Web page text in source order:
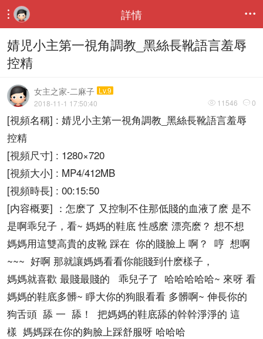
 詳情 
婧児小主第一視角調教_黑絲長靴語言羞辱
控精
女主之家-二麻子 Lv.9
 11546  0
2018-11-1 17:50:40
[視頻名稱] : 婧児小主第一視角調教_黑絲長靴語言羞辱
控精
[視頻尺寸] : 1280×720
[視頻大小] : MP4/412MB
[視頻時長] : 00:15:50
[内容概要] ：怎麽了 又控制不住那低賤的血液了麽 是不
是啊乖兒子，看~ 媽媽的鞋底 性感麽 漂亮麽？ 想不想
媽媽用這雙高貴的皮靴 踩在 你的賤臉上 啊？ 哼 想啊
~~~ 好啊 那就讓媽媽看看你能賤到什麽樣子，
媽媽就喜歡 最賤最賤的 乖兒子了 哈哈哈哈哈~ 來呀 看
媽媽的鞋底多髒~ 睜大你的狗眼看看 多髒啊~ 伸長你的
狗舌頭 舔 一 舔！ 把媽媽的鞋底舔的幹幹淨淨的 這
樣 媽媽踩在你的夠臉上踩舒服呀 哈哈哈